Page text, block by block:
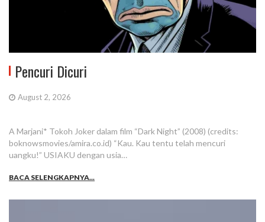
Pencuri Dicuri
August 2, 2026
A Marjani* Tokoh Joker dalam film “Dark Night” (2008) (credits:
boknowsmovies/amira.co.id) “Kau. Kau tentu telah mencuri
uangku!” USIAKU dengan usia…
BACA SELENGKAPNYA...